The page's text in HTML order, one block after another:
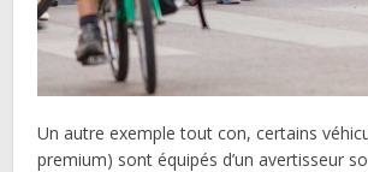
Un autre exemple tout con, certains
premium) sont équipés d’un avertisseur